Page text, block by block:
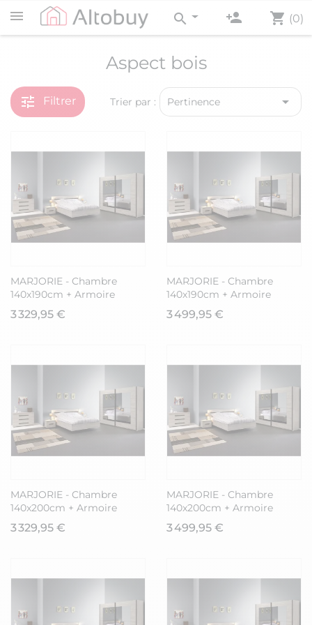
shopping_cart (0)
person_add
search
Aspect bois
tune Filtrer Trier par : Pertinence 
MARJORIE - Chambre
140x190cm + Armoire
200cm
3 329,95 €
MARJORIE - Chambre
140x190cm + Armoire
250cm
3 499,95 €
MARJORIE - Chambre
140x200cm + Armoire
200cm
3 329,95 €
MARJORIE - Chambre
140x200cm + Armoire
250cm
3 499,95 €